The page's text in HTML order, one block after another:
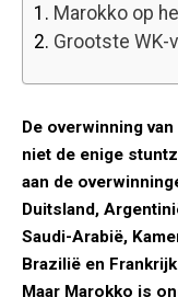
1. Marokko op
2. Grootste WK-
De overwinning
niet de enige
aan de
Duitsland,
Saudi-Arabië,
Brazilië en
Maar Marokko is